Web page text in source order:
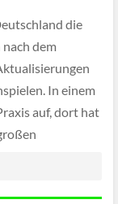
die
dem
In einem
auf, dort hat